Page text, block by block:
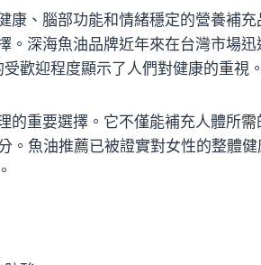
康、腦部功能和情緒穩定的營養補充
。深海魚油品牌近年來在台灣市場
受歡迎程度顯示了人們對健康的重視。
的重要選擇。它不僅能補充人體所
。魚油推薦已被證實對女性的整體健